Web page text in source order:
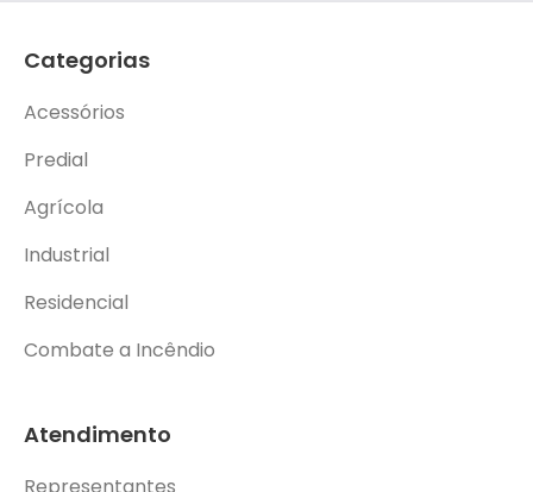
Categorias
Acessórios
Predial
Agrícola
Industrial
Residencial
Combate a Incêndio
Atendimento